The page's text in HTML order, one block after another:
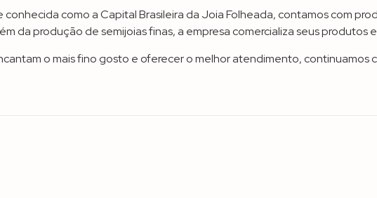
como a Capital Brasileira da Joia Folheada, contamos com
da produção de semijoias finas, a empresa comercializa seus produtos
o mais fino gosto e oferecer o melhor atendimento, continuamos